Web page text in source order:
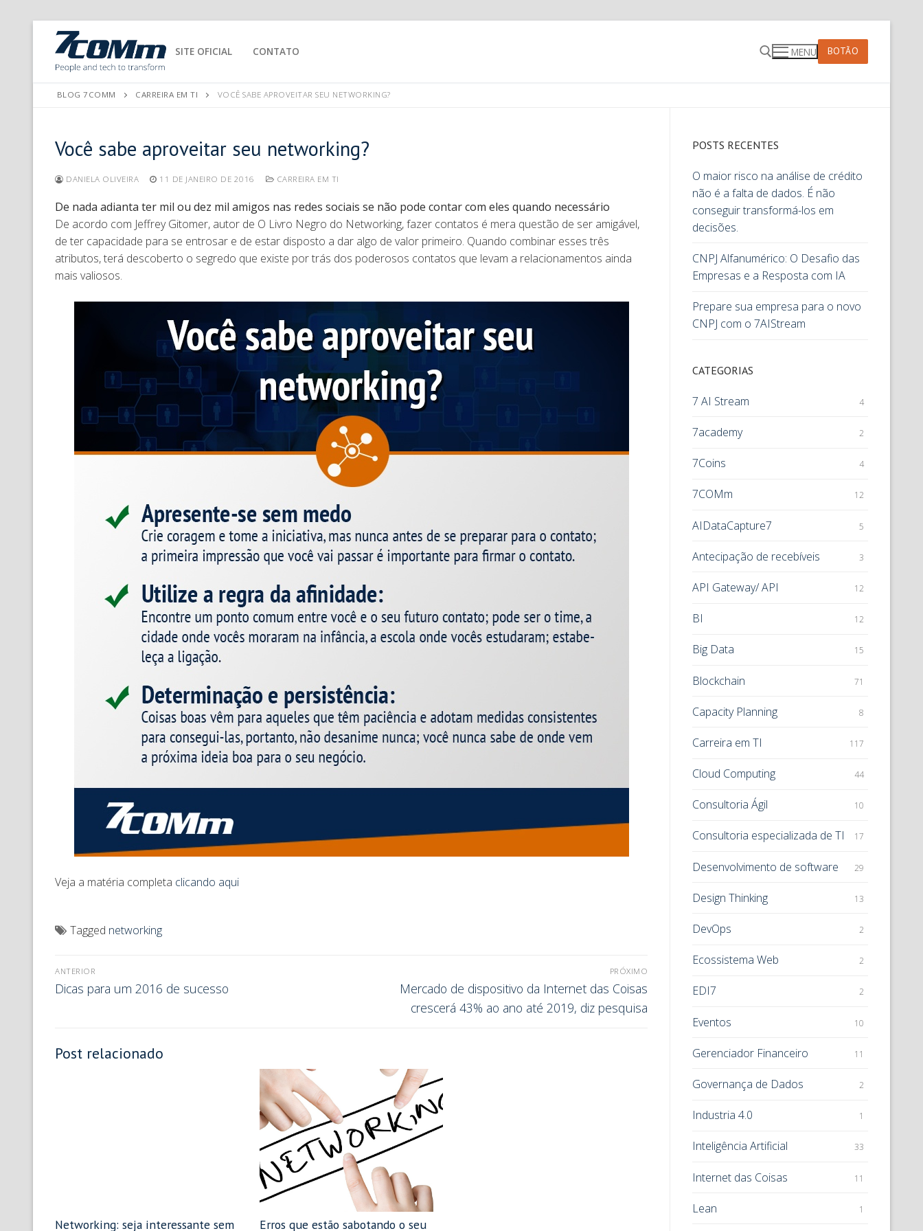
SITE OFICIAL CONTATO MENU BOTÃO
BLOG 7COMM CARREIRA EM TI VOCÊ SABE APROVEITAR SEU NETWORKING?
Você sabe aproveitar seu networking?
DANIELA OLIVEIRA 11 DE JANEIRO DE 2016 CARREIRA EM TI
De nada adianta ter mil ou dez mil amigos nas redes sociais se não pode contar com eles quando necessário
De acordo com Jeffrey Gitomer, autor de O Livro Negro do Networking, fazer contatos é mera questão de ser amigável,
de ter capacidade para se entrosar e de estar disposto a dar algo de valor primeiro. Quando combinar esses três
atributos, terá descoberto o segredo que existe por trás dos poderosos contatos que levam a relacionamentos ainda
mais valiosos.
Veja a matéria completa clicando aqui
Tagged networking
ANTERIOR
Dicas para um 2016 de sucesso
PRÓXIMO
Mercado de dispositivo da Internet das Coisas
crescerá 43% ao ano até 2019, diz pesquisa
Post relacionado
Networking: seja interessante sem
Erros que estão sabotando o seu
POSTS RECENTES
O maior risco na análise de crédito
não é a falta de dados. É não
conseguir transformá-los em
decisões.
CNPJ Alfanumérico: O Desafio das
Empresas e a Resposta com IA
Prepare sua empresa para o novo
CNPJ com o 7AIStream
CATEGORIAS
7 AI Stream 4
7academy 2
7Coins 4
7COMm 12
AIDataCapture7 5
Antecipação de recebíveis 3
API Gateway/ API 12
BI 12
Big Data 15
Blockchain 71
Capacity Planning 8
Carreira em TI 117
Cloud Computing 44
Consultoria Ágil 10
Consultoria especializada de TI 17
Desenvolvimento de software 29
Design Thinking 13
DevOps 2
Ecossistema Web 2
EDI7 2
Eventos 10
Gerenciador Financeiro 11
Governança de Dados 2
Industria 4.0 1
Inteligência Artificial 33
Internet das Coisas 11
Lean 1